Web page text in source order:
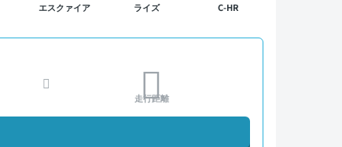
エスクァイア ライズ C-HR
走行距離